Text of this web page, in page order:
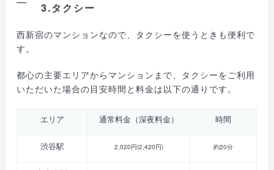
3.タクシー
西新宿のマンションなので、タクシーを使うときも便利で
す。
都心の主要エリアからマンションまで、タクシーをご利用
いただいた場合の目安時間と料金は以下の通りです。
エリア 通常料金（深夜料金） 時間
渋谷駅 2,020円(2,420円) 約20分